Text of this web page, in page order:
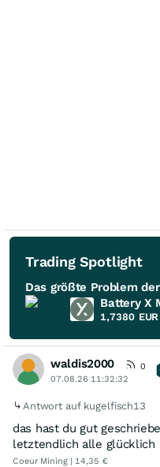
Trading Spotlight
Das größte Problem
1,7380 EUR
waldis2000
0
07.08.26 11:32:32
Antwort auf kugelfisch13
das hast du gut
letztendlich alle glücklich
Coeur Mining | 14,35 €